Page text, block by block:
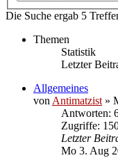
Die Suche ergab 5
Themen
Statistik
Letzter
Allgemeines
von Antimatzist »
Antworten:
Zugriffe:
Letzter
Mo 3. Aug